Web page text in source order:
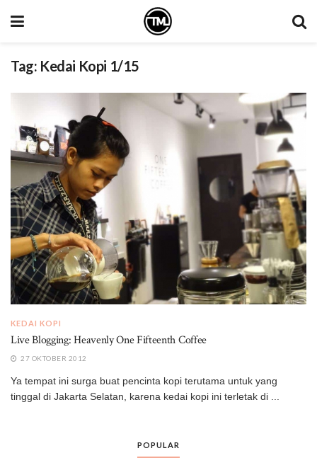
Tag: Kedai Kopi 1/15
KEDAI KOPI
Live Blogging: Heavenly One Fifteenth Coffee
27 OKTOBER 2012
Ya tempat ini surga buat pencinta kopi terutama untuk yang
tinggal di Jakarta Selatan, karena kedai kopi ini terletak di ...
POPULAR